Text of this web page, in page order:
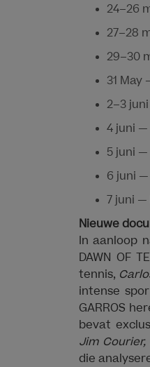
24–26
27–28
29–30
31 May
2–3
4 juni —
5 juni
6 juni
7 juni —
Nieuwe
In aanloop
DAWN OF
tennis,
intense
GARROS
bevat
Jim
die